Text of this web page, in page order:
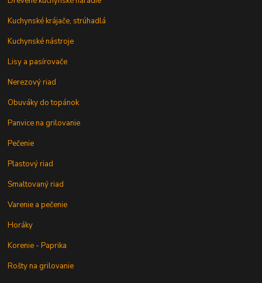
Kuchynské krájače, strúhadlá
Kuchynské nástroje
Lisy a pasírovače
Nerezový riad
Obuváky do topánok
Panvice na grilovanie
Pečenie
Plastový riad
Smaltovaný riad
Varenie a pečenie
Horáky
Korenie - Paprika
Rošty na grilovanie